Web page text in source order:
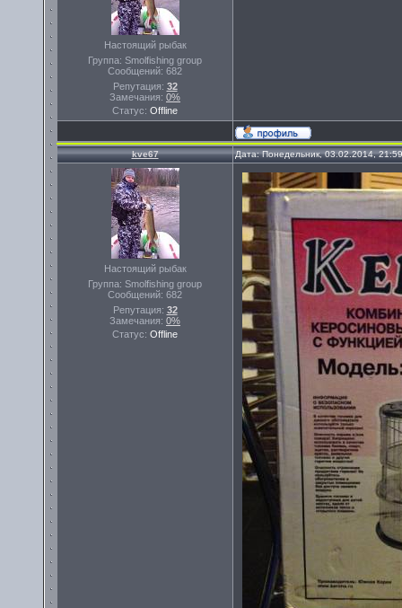
Настоящий рыбак
Группа: Smolfishing group
Сообщений: 682
Репутация: 32
Замечания: 0%
Статус: Offline
kve67 Дата: Понедельник, 03.02.2014,
Настоящий рыбак
Группа: Smolfishing group
Сообщений: 682
Репутация: 32
Замечания: 0%
Статус: Offline